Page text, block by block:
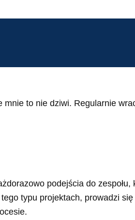
mnie to nie dziwi. Regularnie
podejścia do zespołu,
typu projektach, prowadzi